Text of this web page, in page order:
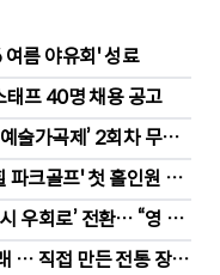
름 야유회' 성료
프 40명 채용 공고
술가곡제’ 2회차 무대
파크골프' 첫 홀인원 주
우회로’ 전환… “영 스
… 직접 만든 전통 장류